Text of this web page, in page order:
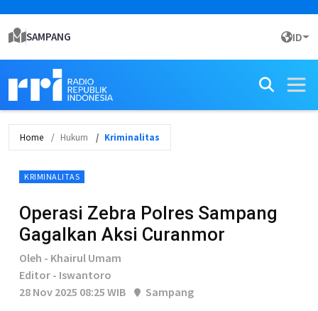
SAMPANG ID
Home Hukum Kriminalitas
KRIMINALITAS
Operasi Zebra Polres Sampang
Gagalkan Aksi Curanmor
Oleh - Khairul Umam
Editor - Iswantoro
28 Nov 2025 08:25 WIB
Sampang